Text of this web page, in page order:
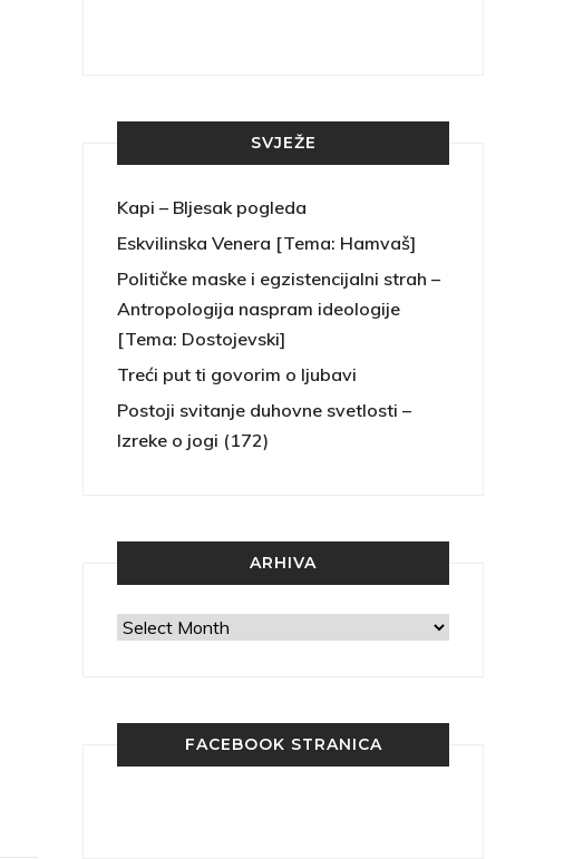
SVJEŽE
Kapi – Bljesak pogleda
Eskvilinska Venera [Tema: Hamvaš]
Političke maske i egzistencijalni strah –
Antropologija naspram ideologije
[Tema: Dostojevski]
Treći put ti govorim o ljubavi
Postoji svitanje duhovne svetlosti –
Izreke o jogi (172)
ARHIVA
Arhiva
FACEBOOK STRANICA